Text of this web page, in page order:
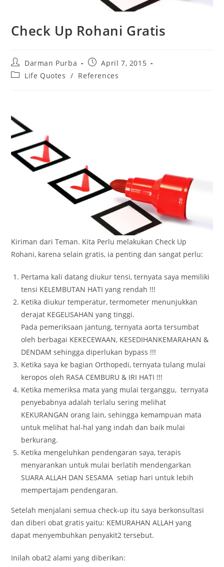
Check Up Rohani Gratis
Post
author:
Darman Purba
Post
published:
April 7, 2015
PostLife Quotes / References
Kiriman dari Teman. Kita Perlu melakukan Check Up
Rohani, karena selain gratis, ia penting dan sangat perlu:
Pertama kali datang diukur tensi, ternyata saya memiliki
tensi KELEMBUTAN HATI yang rendah !!!
Ketika diukur temperatur, termometer menunjukkan
derajat KEGELISAHAN yang tinggi.
Pada pemeriksaan jantung, ternyata aorta tersumbat
oleh berbagai KEKECEWAAN, KESEDIHANKEMARAHAN &
DENDAM sehingga diperlukan bypass !!!
Ketika saya ke bagian Orthopedi, ternyata tulang mulai
keropos oleh RASA CEMBURU & IRI HATI !!!
Ketika memeriksa mata yang mulai terganggu, ternyata
penyebabnya adalah terlalu sering melihat
KEKURANGAN orang lain, sehingga kemampuan mata
untuk melihat hal-hal yang indah dan baik mulai
berkurang.
Ketika mengeluhkan pendengaran saya, terapis
menyarankan untuk mulai berlatih mendengarkan
SUARA ALLAH DAN SESAMA setiap hari untuk lebih
mempertajam pendengaran.
Setelah menjalani semua check-up itu saya berkonsultasi
dan diberi obat gratis yaitu: KEMURAHAN ALLAH yang
dapat menyembuhkan penyakit2 tersebut.
Inilah obat2 alami yang diberikan: